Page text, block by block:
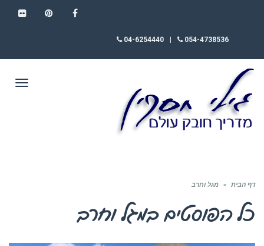
054-4738536
04-6254440
דף הבית » מגל וחרב
כל הפוסטים במגל וחרב